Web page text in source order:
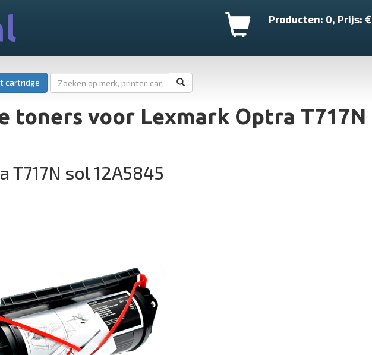
Producten: 0, Prijs: €
cartridge
toners voor Lexmark Optra T717N
T717N sol 12A5845